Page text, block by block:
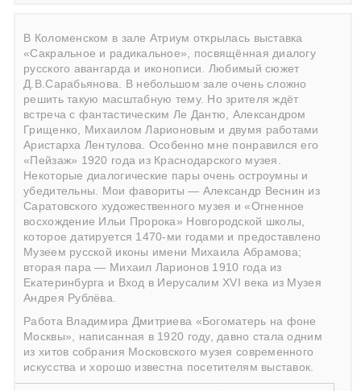
В Коломенском в зале Атриум открылась выставка
«Сакральное и радикальное», посвящённая диалогу
русского авангарда и иконописи. Любимый сюжет
Д.В.Сарабьянова. В небольшом зале очень сложно
решить такую масштабную тему. Но зрителя ждёт
встреча с фантастическим Ле Дантю, Александром
Грищенко, Михаилом Ларионовым и двумя работами
Аристарха Лентулова. Особенно мне понравился его
«Пейзаж» 1920 года из Краснодарского музея.
Некоторые диалогические пары очень остроумны и
убедительны. Мои фавориты — Александр Веснин из
Саратовского художественного музея и «Огненное
восхождение Ильи Пророка» Новгородской школы,
которое датируется 1470-ми годами и предоставлено
Музеем русской иконы имени Михаила Абрамова;
вторая пара — Михаил Ларионов 1910 года из
Екатеринбурга и Вход в Иерусалим XVI века из Музея
Андрея Рублёва.
Работа Владимира Дмитриева «Богоматерь на фоне
Москвы», написанная в 1920 году, давно стала одним
из хитов собрания Московского музея современного
искусства и хорошо известна посетителям выставок.